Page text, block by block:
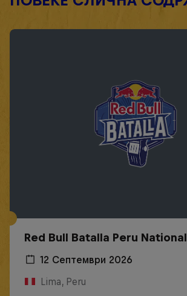
Red Bull Batalla Peru
12 Септември 2026
Lima, Peru